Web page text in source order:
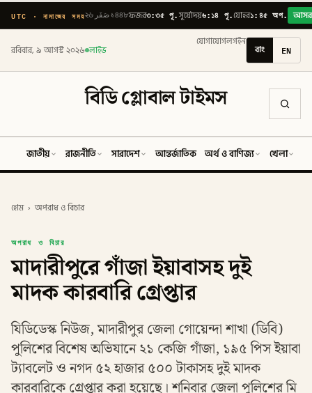
UTC · নামাজের সময় ২৬ صَفَر ১৪৪৮ফজর৩:৩৫ পূ.সূর্যোদয়৬:১৪ পূ.যোহর১:৪৫ অপ. আসর
রবিবার, ৯ আগস্ট ২০২৬ লাইভ
যোগাযোগলগইন
বাং EN
বিডি গ্লোবাল টাইমস
জাতীয় রাজনীতি সারাদেশ আন্তর্জাতিক অর্থ ও বাণিজ্য খেলা
হোম › অপরাধ ও বিচার
অপরাধ ও বিচার
মাদারীপুরে গাঁজা ইয়াবাসহ দুই
মাদক কারবারি গ্রেপ্তার
যিডিডেস্ক নিউজ, মাদারীপুর জেলা গোয়েন্দা শাখা (ডিবি)
পুলিশের বিশেষ অভিযানে ২১ কেজি গাঁজা, ১৯৫ পিস ইয়াবা
ট্যাবলেট ও নগদ ৫২ হাজার ৫০০ টাকাসহ দুই মাদক
কারবারিকে গ্রেপ্তার করা হয়েছে। শনিবার জেলা পুলিশের মি